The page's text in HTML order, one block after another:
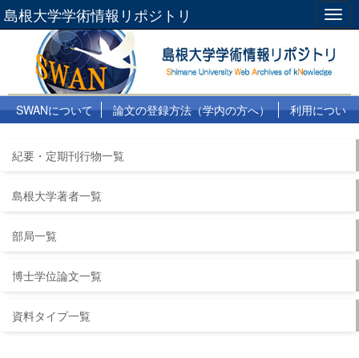
島根大学学術情報リポジトリ
SWANについて 論文の登録方法（学内の方へ）
利用につい
紀要・定期刊行物一覧
島根大学著者一覧
部局一覧
博士学位論文一覧
資料タイプ一覧